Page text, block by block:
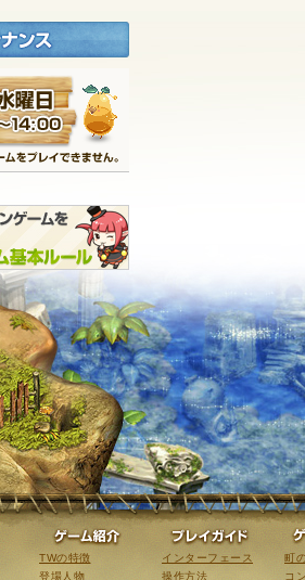
ニュース ゲーム紹介
TWの特徴
登場人物
インターフェース
操作方法
町
コ